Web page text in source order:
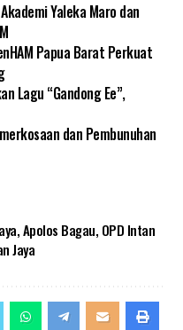
Yaleka Maro dan
Papua Barat Perkuat
Lagu “Gandong Ee”,
dan Pembunuhan
,Apolos Bagau, OPD Intan
Jaya